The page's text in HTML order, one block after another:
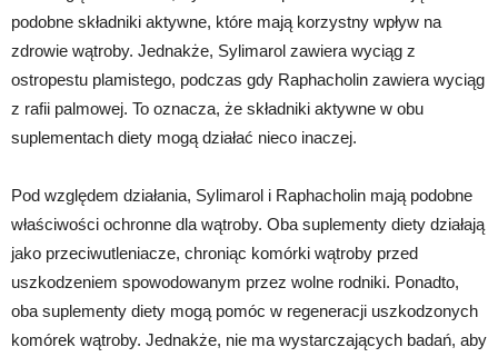
podobne składniki aktywne, które mają korzystny wpływ na
zdrowie wątroby. Jednakże, Sylimarol zawiera wyciąg z
ostropestu plamistego, podczas gdy Raphacholin zawiera wyciąg
z rafii palmowej. To oznacza, że składniki aktywne w obu
suplementach diety mogą działać nieco inaczej.
Pod względem działania, Sylimarol i Raphacholin mają podobne
właściwości ochronne dla wątroby. Oba suplementy diety działają
jako przeciwutleniacze, chroniąc komórki wątroby przed
uszkodzeniem spowodowanym przez wolne rodniki. Ponadto,
oba suplementy diety mogą pomóc w regeneracji uszkodzonych
komórek wątroby. Jednakże, nie ma wystarczających badań, aby